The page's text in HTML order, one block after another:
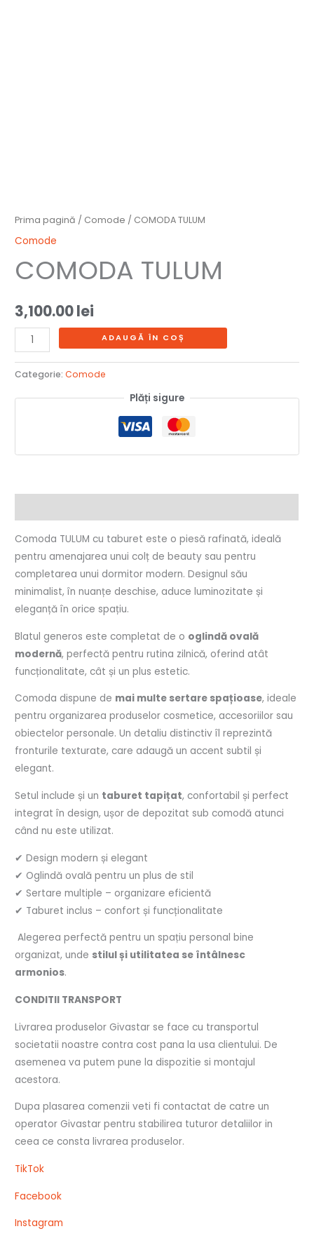
Prima pagină / Comode / COMODA TULUM
Comode
COMODA TULUM
3,100.00lei
ADAUGĂ ÎN COȘ
Categorie:Comode
Plăți sigure
Comoda TULUM cu taburet este o piesă rafinată, ideală
pentru amenajarea unui colț de beauty sau pentru
completarea unui dormitor modern. Designul său
minimalist, în nuanțe deschise, aduce luminozitate și
eleganță în orice spațiu.
Blatul generos este completat de o oglindă ovală
modernă, perfectă pentru rutina zilnică, oferind atât
funcționalitate, cât și un plus estetic.
Comoda dispune de mai multe sertare spațioase, ideale
pentru organizarea produselor cosmetice, accesoriilor sau
obiectelor personale. Un detaliu distinctiv îl reprezintă
fronturile texturate, care adaugă un accent subtil și
elegant.
Setul include și un taburet tapițat, confortabil și perfect
integrat în design, ușor de depozitat sub comodă atunci
când nu este utilizat.
✔ Design modern și elegant
✔ Oglindă ovală pentru un plus de stil
✔ Sertare multiple – organizare eficientă
✔ Taburet inclus – confort și funcționalitate
Alegerea perfectă pentru un spațiu personal bine
organizat, unde stilul și utilitatea se întâlnesc
armonios.
CONDITII TRANSPORT
Livrarea produselor Givastar se face cu transportul
societatii noastre contra cost pana la usa clientului. De
asemenea va putem pune la dispozitie si montajul
acestora.
Dupa plasarea comenzii veti fi contactat de catre un
operator Givastar pentru stabilirea tuturor detaliilor in
ceea ce consta livrarea produselor.
TikTok
Facebook
Instagram